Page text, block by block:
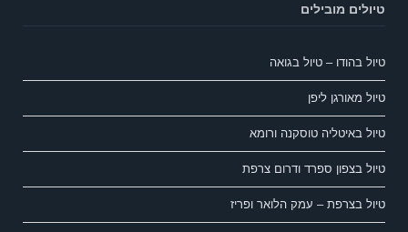
טיולים מובילים
טיול בהודו – טיול בגואה
טיול מאורגן ליפן
טיול באיטליה טוסקנה ורומא
טיול בצפון ספרד ודרום צרפת
טיול בצרפת – עמק הלואר ופריז